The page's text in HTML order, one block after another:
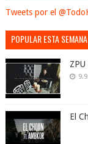
Tweets por el
POPULAR ESTA SEMANA
El